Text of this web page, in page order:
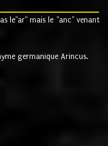
le"ar" mais le "anc" venant
germanique Arincus.